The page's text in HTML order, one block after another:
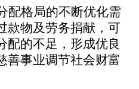
配格局的不断优化需
款物及劳务捐献，可
配的不足，形成优良
善事业调节社会财富